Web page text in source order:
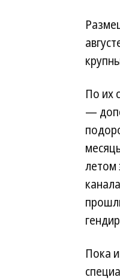
По их
—
летом
Пока